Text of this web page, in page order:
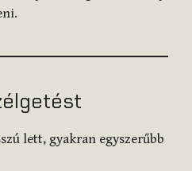
lett, gyakran egyszerűbb